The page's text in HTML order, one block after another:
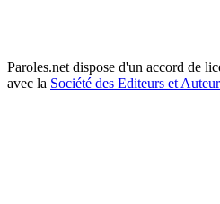
Paroles.net dispose d'un accord de
avec la Société des Editeurs et